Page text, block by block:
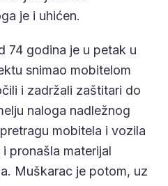
je i uhićen.
74 godina je u petak u
snimao mobitelom
i zadržali zaštitari do
naloga nadležnog
mobitela i vozila
pronašla materijal
Muškarac je potom, uz